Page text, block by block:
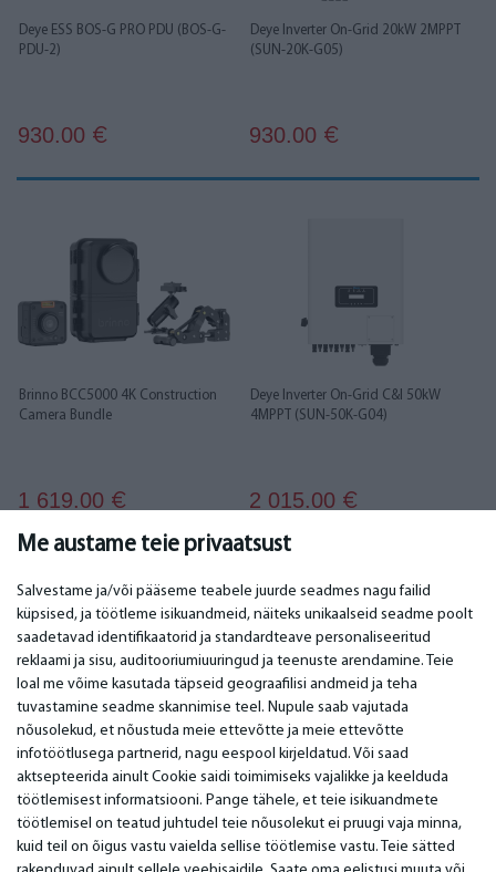
Me austame teie privaatsust
Salvestame ja/või pääseme teabele juurde seadmes nagu failid
küpsised, ja töötleme isikuandmeid, näiteks unikaalseid seadme poolt
saadetavad identifikaatorid ja standardteave personaliseeritud
reklaami ja sisu, auditooriumiuuringud ja teenuste arendamine. Teie
loal me võime kasutada täpseid geograafilisi andmeid ja teha
tuvastamine seadme skannimise teel. Nupule saab vajutada
nõusolekud, et nõustuda meie ettevõtte ja meie ettevõtte
infotöötlusega partnerid, nagu eespool kirjeldatud. Või saad
aktsepteerida ainult Cookie saidi toimimiseks vajalikke ja keelduda
töötlemisest informatsiooni. Pange tähele, et teie isikuandmete
töötlemisel on teatud juhtudel teie nõusolekut ei pruugi vaja minna,
kuid teil on õigus vastu vaielda sellise töötlemise vastu. Teie sätted
Deye ESS BOS-G PRO PDU (BOS-G-
PDU-2)
930.00 €
Deye Inverter On-Grid 20kW 2MPPT
(SUN-20K-G05)
930.00 €
Brinno BCC5000 4K Construction
Camera Bundle
1 619.00 €
Deye Inverter On-Grid C&I 50kW
4MPPT (SUN-50K-G04)
2 015.00 €
TÄHTIS
Garantii
Makse
Kasutustingimused
Privaatsuspoliitika
Kontaktid
Kaugleping
KONTAKTANDMED
Telefon. +372 6347378
email: info@bm.lv
WhatsApp +371 27725222
Latvia, Riga, Krasta 89, LV-1019